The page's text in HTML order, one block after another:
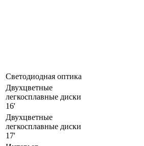
Светодиодная оптика
Двухцветные
легкосплавные диски
16'
Двухцветные
легкосплавные диски
17'